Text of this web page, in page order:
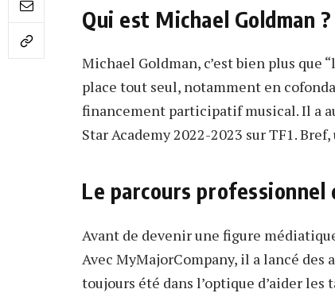
Qui est Michael Goldman ?
Michael Goldman, c’est bien plus que
place tout seul, notamment en
financement participatif musical. Il a
Star Academy 2022-2023 sur TF1.
Le parcours professionnel
Avant de devenir une figure
Avec MyMajorCompany, il a lancé des
toujours été dans l’optique d’aider